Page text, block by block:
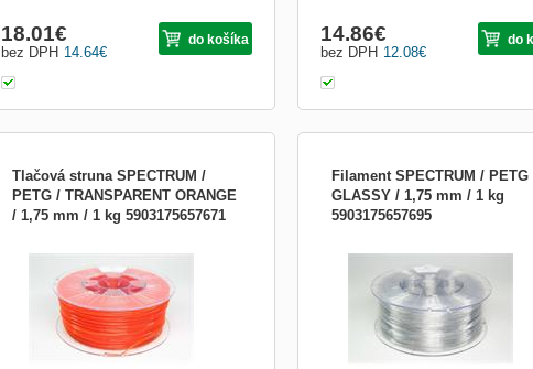
14.64€
bez DPH
18.01€ do košíka
12.08€
bez DPH
14.86€ do
Tlačová struna SPECTRUM /
PETG / TRANSPARENT ORANGE
/ 1,75 mm / 1 kg 5903175657671
struny: Transparent Orange -
transparentná oranžová Priemer tlačovej
struny: 1.75 mm Tolerance of the diameter:
0.05 mm Recommended operating tem...
Filament SPECTRUM / PETG
GLASSY / 1,75 mm / 1 kg
5903175657695
struny: Transparentné Priemer tlačovej
struny: 1.75 mm Tolerance of the
0.05 mm Recommended operating
temperature - platform: 80 °C, 60...